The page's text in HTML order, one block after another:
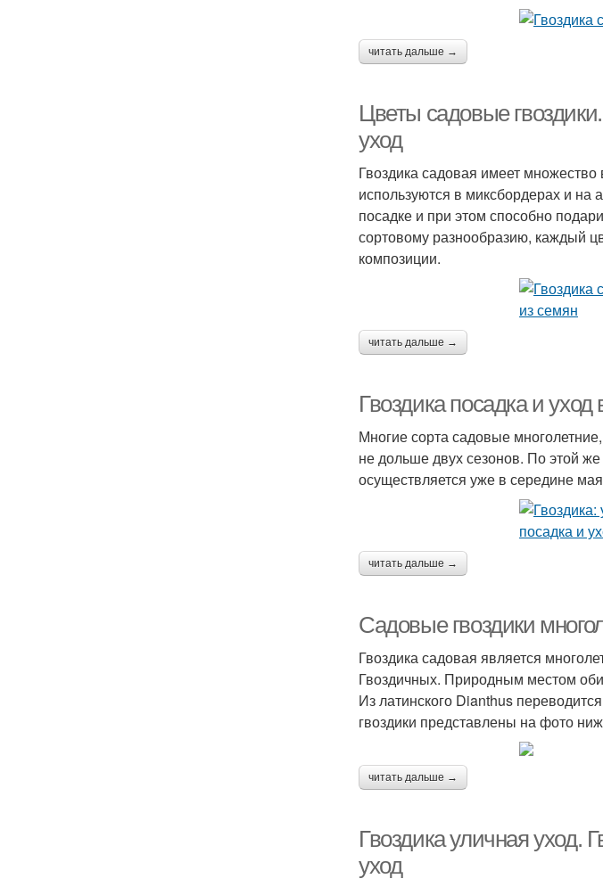
читать дальше →
Цветы садовые
уход
Гвоздика садовая имеет
используются в миксбордерах и на
посадке и при этом способно
сортовому разнообразию, каждый
композиции.
читать дальше →
Гвоздика посадка и уход
Многие сорта садовые
не дольше двух сезонов. По этой
осуществляется уже в середине
читать дальше →
Садовые гвоздики
Гвоздика садовая является
Гвоздичных. Природным местом
Из латинского Dianthus
гвоздики представлены на фото
читать дальше →
Гвоздика уличная уход.
уход